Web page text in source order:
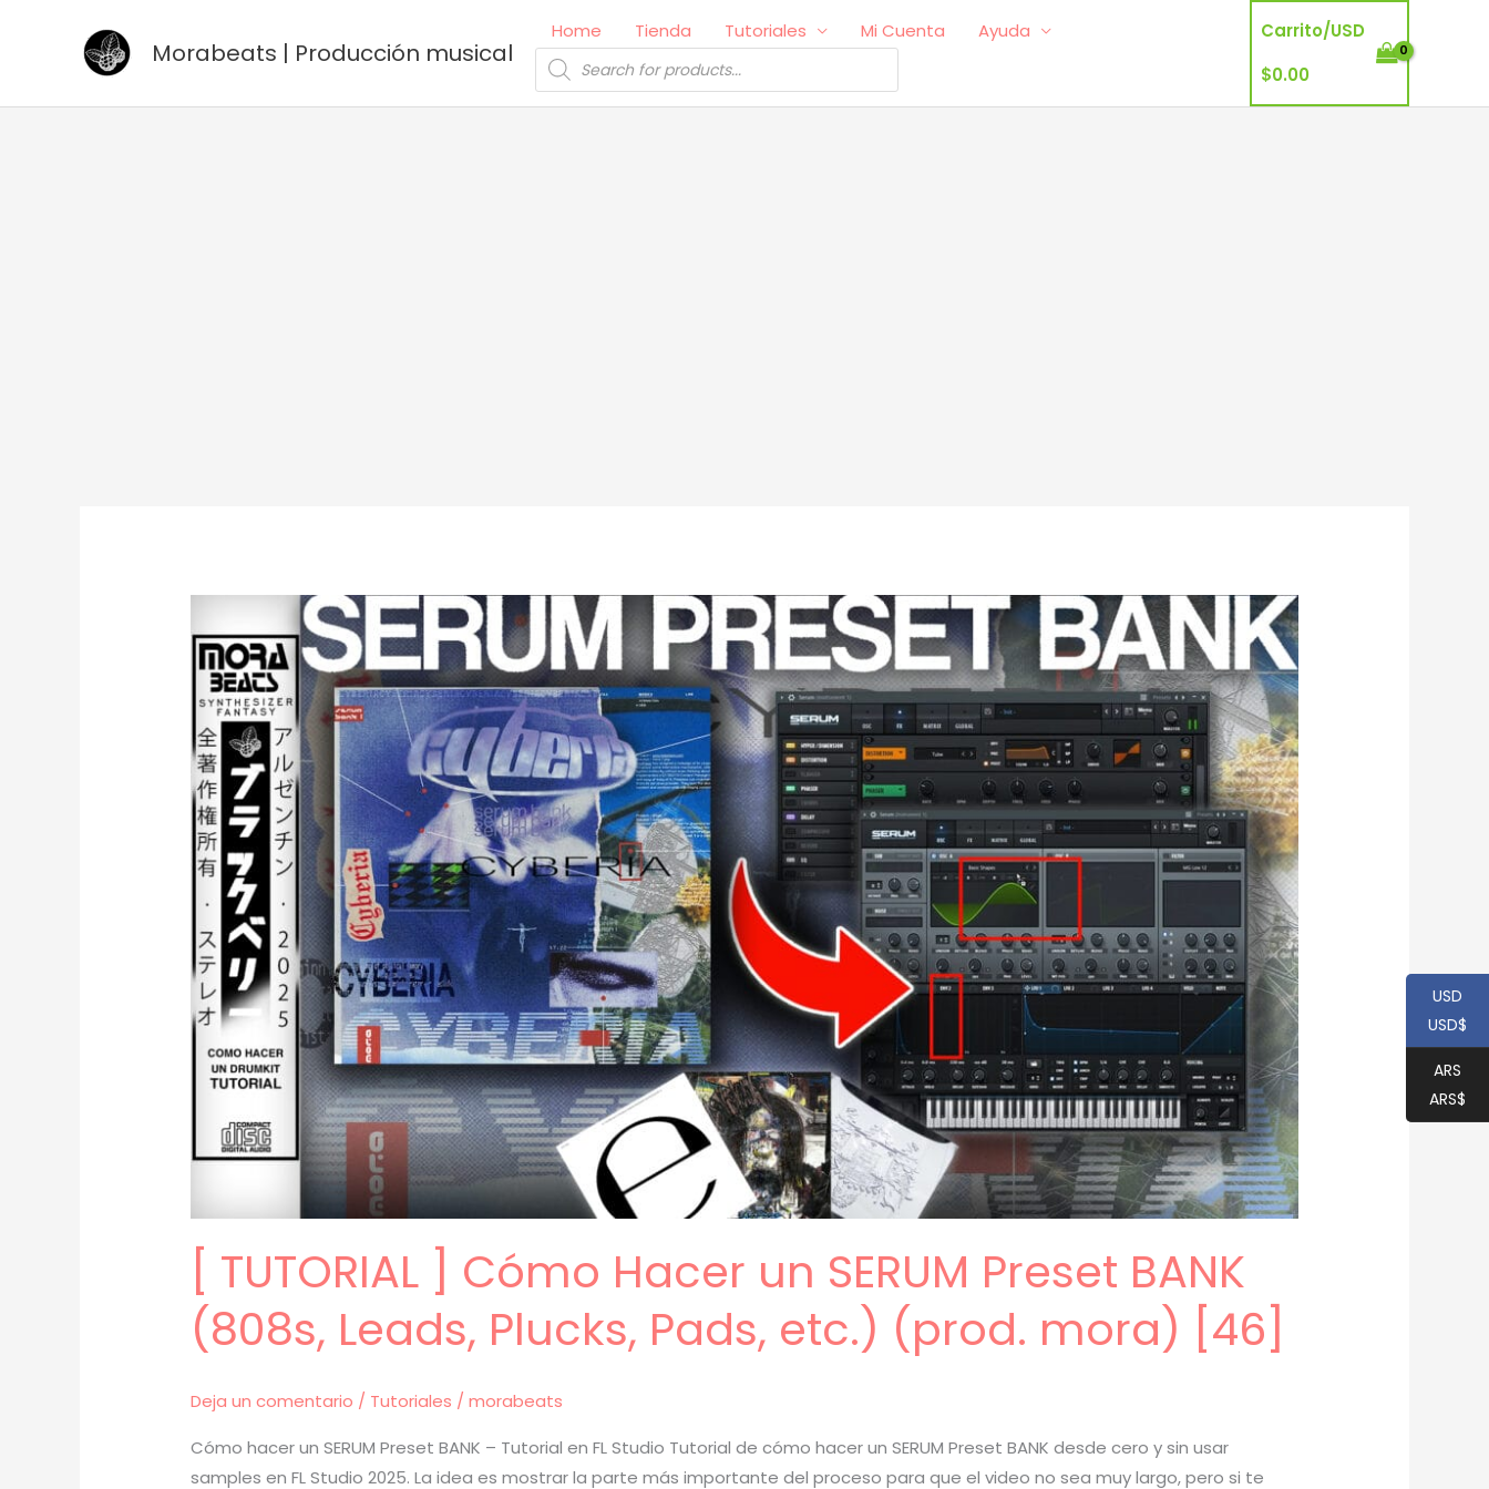
Morabeats | Producción musical
Home Tienda Tutoriales Mi Cuenta
Ayuda
Búsqueda
de
productos
Carrito/USD
$0.00
[ TUTORIAL ] Cómo Hacer un SERUM Preset BANK
(808s, Leads, Plucks, Pads, etc.) (prod. mora) [46]
Deja un comentario / Tutoriales /morabeats
Cómo hacer un SERUM Preset BANK – Tutorial en FL Studio Tutorial de cómo hacer un SERUM Preset BANK desde cero y sin usar
samples en FL Studio 2025. La idea es mostrar la parte más importante del proceso para que el video no sea muy largo, pero si te
USD
USD$
ARS
ARS$